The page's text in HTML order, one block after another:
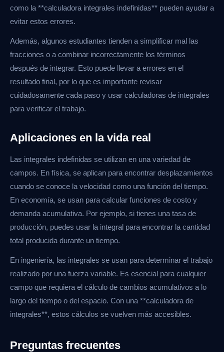
como la **calculadora integrales indefinidas** pueden ayudar a
evitar estos errores.
Además, algunos estudiantes tienden a simplificar mal las
fracciones o a combinar incorrectamente los términos
después de integrar. Esto puede llevar a errores en el
resultado final, por lo que es importante revisar
cuidadosamente cada paso y usar calculadoras de integrales
para verificar el trabajo.
Aplicaciones en la vida real
Las integrales indefinidas se utilizan en una variedad de
campos. En física, se aplican para encontrar desplazamientos
cuando se conoce la velocidad como una función del tiempo.
En economía, se usan para calcular funciones de costo y
demanda acumulativa. Por ejemplo, si tienes una tasa de
producción, puedes usar la integral para encontrar la cantidad
total producida durante un tiempo.
En ingeniería, las integrales se usan para determinar el trabajo
realizado por una fuerza variable. Es esencial para cualquier
campo que requiera el cálculo de cambios acumulativos a lo
largo del tiempo o del espacio. Con una **calculadora de
integrales**, estos cálculos se vuelven más accesibles.
Preguntas frecuentes